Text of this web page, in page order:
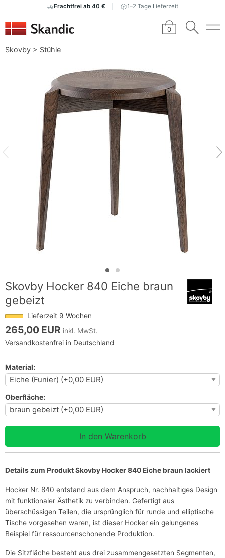
Frachtfrei ab 40 € 1–2 Tage Lieferzeit
0
Skovby > Stühle
Skovby Hocker 840 Eiche braun
gebeizt
Lieferzeit 9 Wochen
265,00 EUR inkl. MwSt.
Versandkostenfrei in Deutschland
Material:
Oberfläche:
Details zum Produkt Skovby Hocker 840 Eiche braun lackiert
Hocker Nr. 840 entstand aus dem Anspruch, nachhaltiges Design
mit funktionaler Ästhetik zu verbinden. Gefertigt aus
überschüssigen Teilen, die ursprünglich für runde und elliptische
Tische vorgesehen waren, ist dieser Hocker ein gelungenes
Beispiel für ressourcenschonende Produktion.
Die Sitzfläche besteht aus drei zusammengesetzten Segmenten,